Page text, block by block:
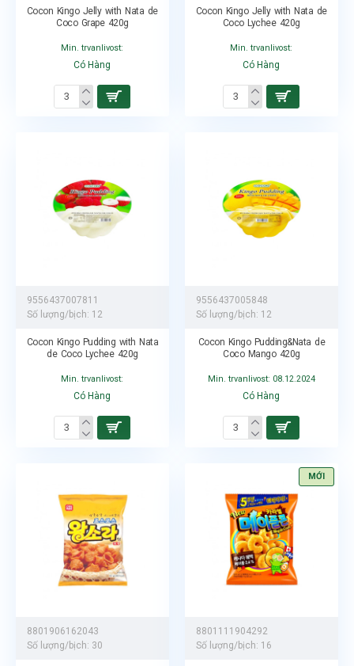
Cocon Kingo Jelly with Nata de
Coco Grape 420g
Min. trvanlivost:
Có Hàng
Cocon Kingo Jelly with Nata de
Coco Lychee 420g
Min. trvanlivost:
Có Hàng
9556437007811
Số lượng/bịch: 12
Cocon Kingo Pudding with Nata
de Coco Lychee 420g
Min. trvanlivost:
Có Hàng
9556437005848
Số lượng/bịch: 12
Cocon Kingo Pudding&Nata de
Coco Mango 420g
Min. trvanlivost: 08.12.2024
Có Hàng
8801906162043
Số lượng/bịch: 30
MỚI
8801111904292
Số lượng/bịch: 16